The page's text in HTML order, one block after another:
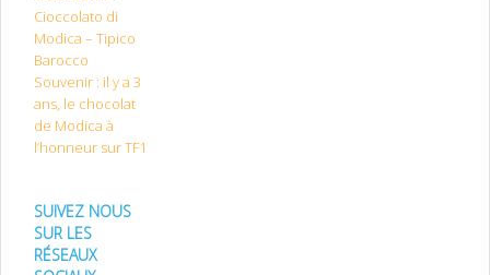
Cioccolato di
Modica – Tipico
Barocco
Souvenir : il y a 3
ans, le chocolat
de Modica à
l’honneur sur TF1
SUIVEZ NOUS
SUR LES
RÉSEAUX